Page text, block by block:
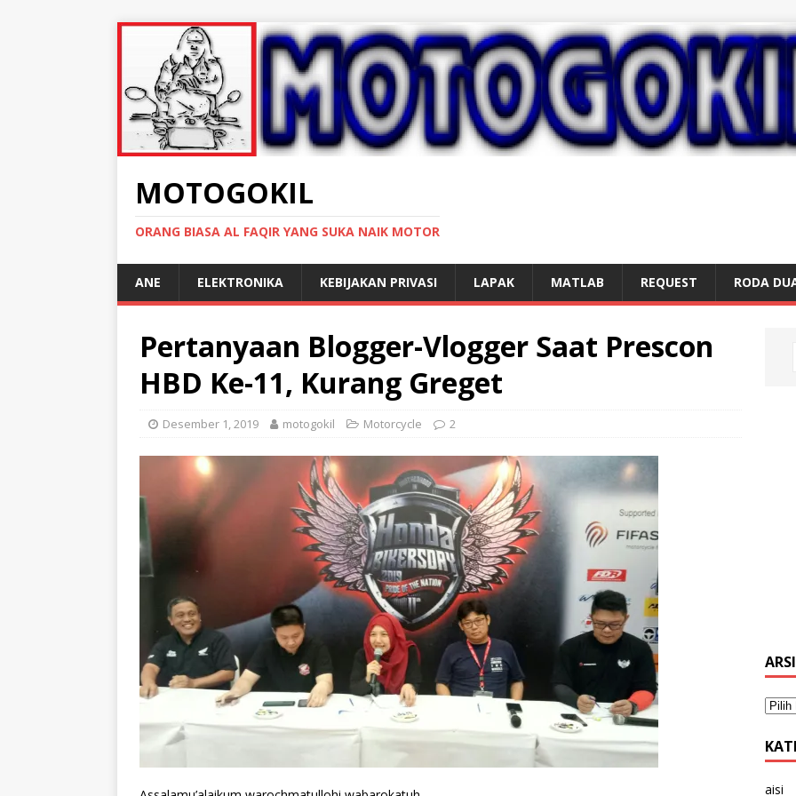
MOTOGOKIL
ORANG BIASA AL FAQIR YANG SUKA NAIK MOTOR
ANE ELEKTRONIKA KEBIJAKAN PRIVASI LAPAK MATLAB REQUEST RODA
Pertanyaan Blogger-Vlogger Saat Prescon
HBD Ke-11, Kurang Greget
Desember 1, 2019 motogokil Motorcycle 2
aisi